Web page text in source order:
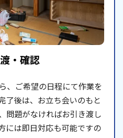
・確認
、ご希望の日程にて作業を
了後は、お立ち会いのもと
問題がなければお引き渡し
には即日対応も可能ですの